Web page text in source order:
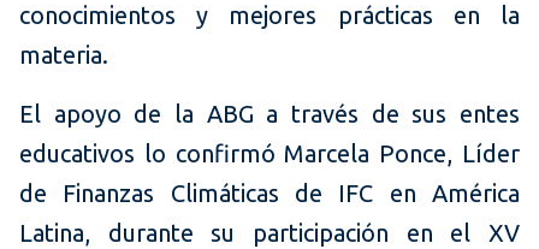
conocimientos y mejores prácticas en la
materia.
El apoyo de la ABG a través de sus entes
educativos lo confirmó Marcela Ponce, Líder
de Finanzas Climáticas de IFC en América
Latina, durante su participación en el XV